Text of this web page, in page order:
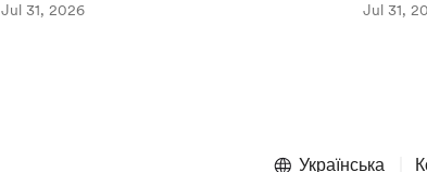
2026
Jul 31, 2026
2026
Jul 31,
Українська